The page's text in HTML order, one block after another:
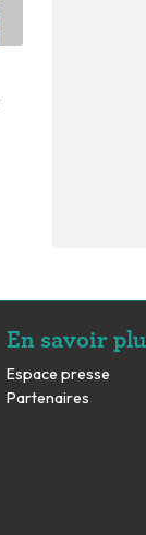
En savoir
Espace presse
Partenaires